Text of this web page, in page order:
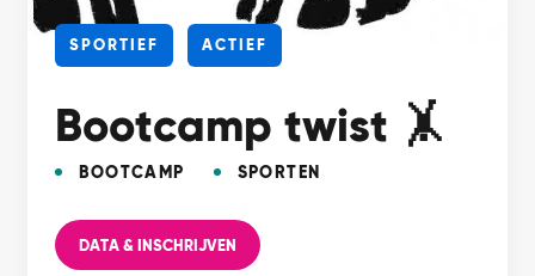
SPORTIEF ACTIEF
Bootcamp twist 🤸
BOOTCAMP SPORTEN
DATA & INSCHRIJVEN